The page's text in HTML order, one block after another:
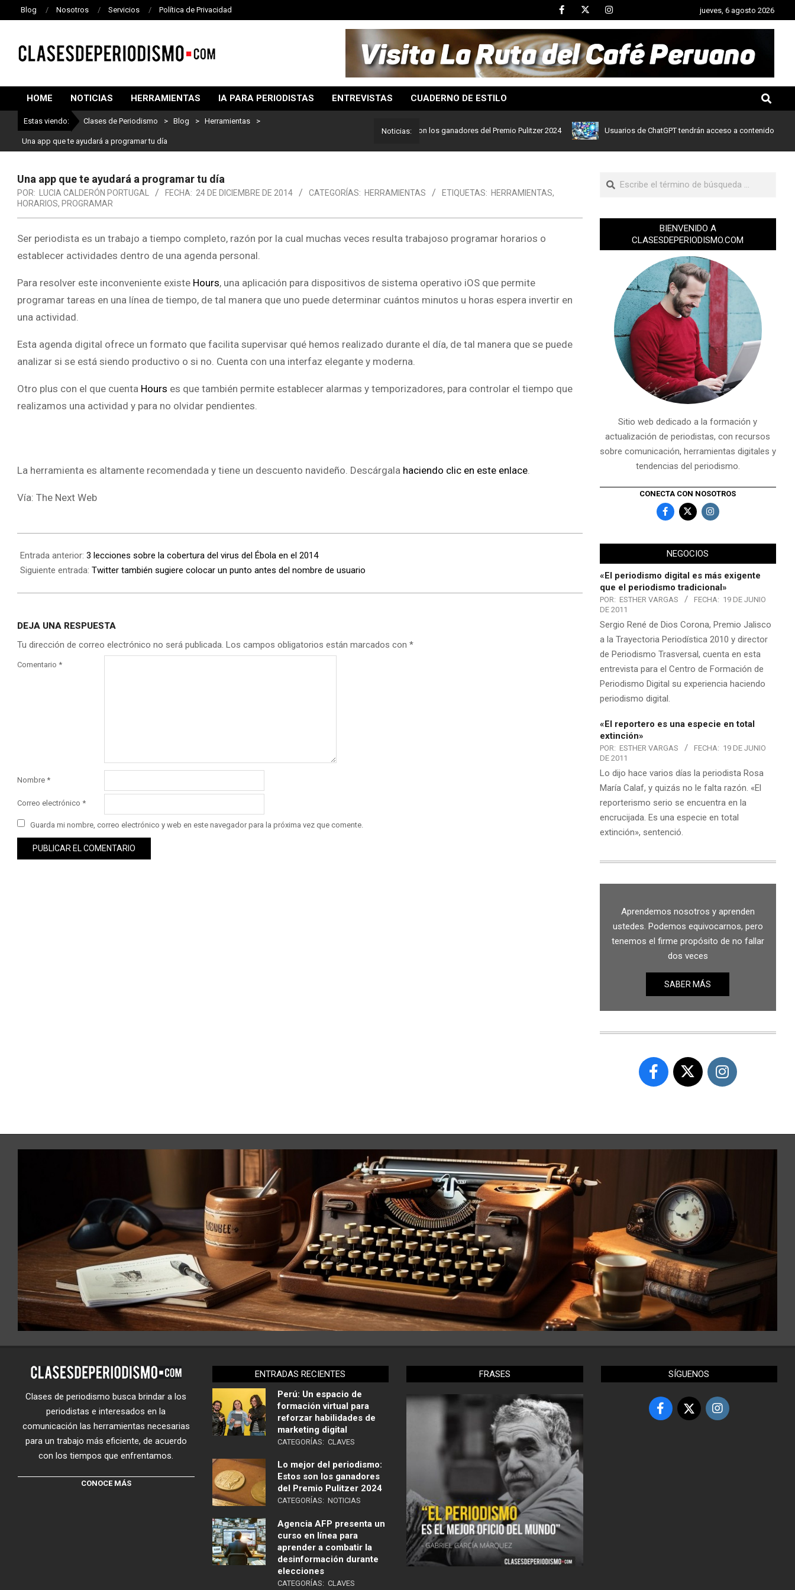
Blog Nosotros Servicios Política de Privacidad jueves, 6 agosto 2026
DE
PERIODISMO
HOME NOTICIAS HERRAMIENTAS IA PARA PERIODISTAS ENTREVISTAS CUADERNO DE ESTILO
Estas viendo: Clases de Periodismo > Blog > Herramientas >
Una app que te ayudará a programar tu día
Noticias:
Lo mejor del periodismo: Estos son los ganadores del Premio Pulitzer 2024 Usuarios de ChatGPT tendrán acceso a contenidos de
Una app que te ayudará a programar tu día
POR: LUCIA CALDERÓN PORTUGAL FECHA: 24 DE DICIEMBRE DE 2014 CATEGORÍAS: HERRAMIENTAS ETIQUETAS: HERRAMIENTAS,
HORARIOS, PROGRAMAR
Ser periodista es un trabajo a tiempo completo, razón por la cual muchas veces resulta trabajoso programar horarios o
establecer actividades dentro de una agenda personal.
Para resolver este inconveniente existe Hours, una aplicación para dispositivos de sistema operativo iOS que permite
programar tareas en una línea de tiempo, de tal manera que uno puede determinar cuántos minutos u horas espera invertir en
una actividad.
Esta agenda digital ofrece un formato que facilita supervisar qué hemos realizado durante el día, de tal manera que se puede
analizar si se está siendo productivo o si no. Cuenta con una interfaz elegante y moderna.
Otro plus con el que cuenta Hours es que también permite establecer alarmas y temporizadores, para controlar el tiempo que
realizamos una actividad y para no olvidar pendientes.
La herramienta es altamente recomendada y tiene un descuento navideño. Descárgala haciendo clic en este enlace.
Vía: The Next Web
Entrada anterior: 3 lecciones sobre la cobertura del virus del Ébola en el 2014
Siguiente entrada: Twitter también sugiere colocar un punto antes del nombre de usuario
DEJA UNA RESPUESTA
Tu dirección de correo electrónico no será publicada. Los campos obligatorios están marcados con *
Comentario *
Nombre *
Correo electrónico *
Guarda mi nombre, correo electrónico y web en este navegador para la próxima vez que comente.
BIENVENIDO A
CLASESDEPERIODISMO.COM
Sitio web dedicado a la formación y
actualización de periodistas, con recursos
sobre comunicación, herramientas digitales y
tendencias del periodismo.
CONECTA CON NOSOTROS
NEGOCIOS
«El periodismo digital es más exigente
que el periodismo tradicional»
POR: ESTHER VARGAS FECHA: 19 DE JUNIO
DE 2011
Sergio René de Dios Corona, Premio Jalisco
a la Trayectoria Periodística 2010 y director
de Periodismo Trasversal, cuenta en esta
entrevista para el Centro de Formación de
Periodismo Digital su experiencia haciendo
periodismo digital.
«El reportero es una especie en total
extinción»
POR: ESTHER VARGAS FECHA: 19 DE JUNIO
DE 2011
Lo dijo hace varios días la periodista Rosa
María Calaf, y quizás no le falta razón. «El
reporterismo serio se encuentra en la
encrucijada. Es una especie en total
extinción», sentenció.
Aprendemos nosotros y aprenden
ustedes. Podemos equivocarnos, pero
tenemos el firme propósito de no fallar
dos veces
SABER MÁS
Clases de periodismo busca brindar a los
periodistas e interesados en la
comunicación las herramientas necesarias
para un trabajo más eficiente, de acuerdo
con los tiempos que enfrentamos.
CONOCE MÁS
ENTRADAS RECIENTES
Perú: Un espacio de
formación virtual para
reforzar habilidades de
marketing digital
CATEGORÍAS: CLAVES
Lo mejor del periodismo:
Estos son los ganadores
del Premio Pulitzer 2024
CATEGORÍAS: NOTICIAS
Agencia AFP presenta un
curso en línea para
aprender a combatir la
desinformación durante
elecciones
CATEGORÍAS: CLAVES
FRASES SÍGUENOS